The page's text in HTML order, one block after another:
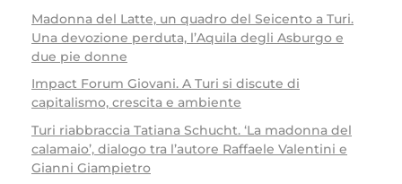
Madonna del Latte, un quadro del Seicento a Turi.
Una devozione perduta, l’Aquila degli Asburgo e
due pie donne
Impact Forum Giovani. A Turi si discute di
capitalismo, crescita e ambiente
Turi riabbraccia Tatiana Schucht. ‘La madonna del
calamaio’, dialogo tra l’autore Raffaele Valentini e
Gianni Giampietro